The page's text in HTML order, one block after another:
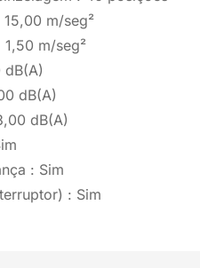
m/seg²
m/seg²
dB(A)
dB(A)
dB(A)
: Sim
: Sim